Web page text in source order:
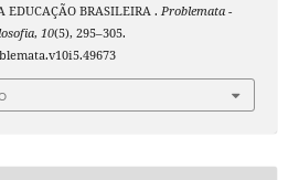
EDUCAÇÃO BRASILEIRA . Problemata -
, 10(5), 295–305.